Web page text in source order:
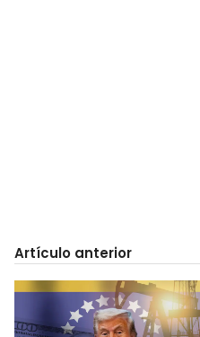
Artículo anterior